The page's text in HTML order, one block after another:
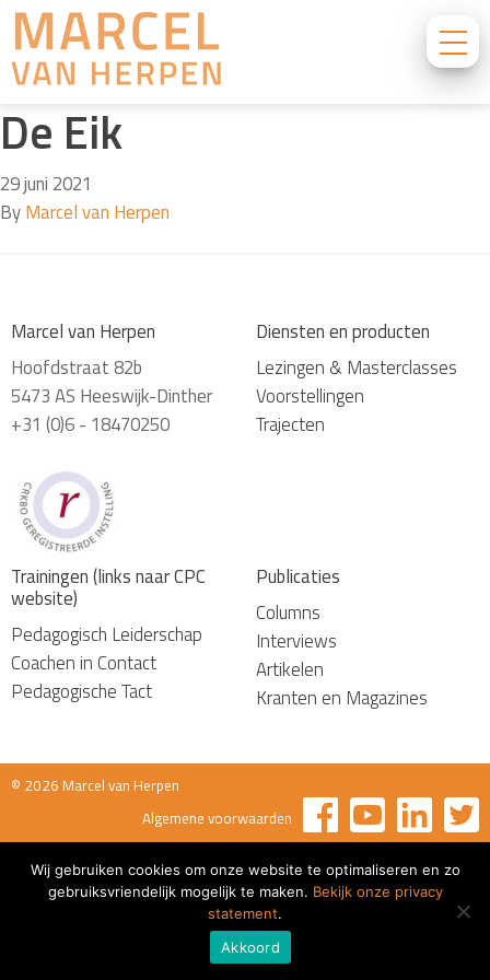
De Eik
29 juni 2021
ByMarcel van Herpen
Marcel van Herpen
Hoofdstraat 82b
5473 AS Heeswijk-Dinther
+31 (0)6 - 18470250
Diensten en producten
Lezingen & Masterclasses
Voorstellingen
Trajecten
Trainingen (links naar CPC
website)
Pedagogisch Leiderschap
Coachen in Contact
Pedagogische Tact
Publicaties
Columns
Interviews
Artikelen
Kranten en Magazines
© 2026 Marcel van Herpen
Algemene voorwaarden
Wij gebruiken cookies om onze website te optimaliseren en zo
gebruiksvriendelijk mogelijk te maken. Bekijk onze privacy
statement.
Akkoord